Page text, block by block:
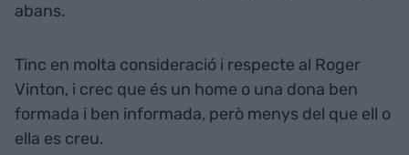
abans.
Tinc en molta consideració i respecte al Roger
Vinton, i crec que és un home o una dona ben
formada i ben informada, però menys del que ell o
ella es creu.